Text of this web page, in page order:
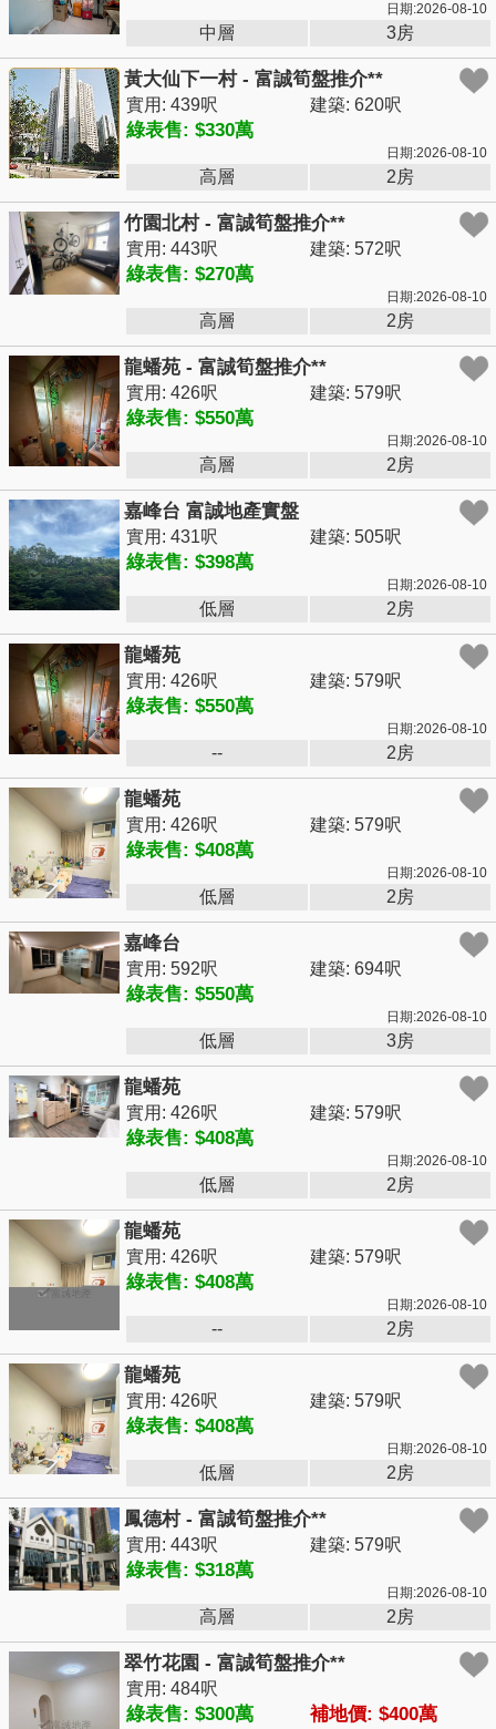
日期:2026-08-10
中層 3房
黃大仙下一村 - 富誠筍盤推介**
實用: 439呎 建築: 620呎
綠表售: $330萬
日期:2026-08-10
高層 2房
竹園北村 - 富誠筍盤推介**
實用: 443呎 建築: 572呎
綠表售: $270萬
日期:2026-08-10
高層 2房
龍蟠苑 - 富誠筍盤推介**
實用: 426呎 建築: 579呎
綠表售: $550萬
日期:2026-08-10
高層 2房
嘉峰台 富誠地產實盤
實用: 431呎 建築: 505呎
綠表售: $398萬
日期:2026-08-10
低層 2房
龍蟠苑
實用: 426呎 建築: 579呎
綠表售: $550萬
日期:2026-08-10
-- 2房
龍蟠苑
實用: 426呎 建築: 579呎
綠表售: $408萬
日期:2026-08-10
低層 2房
嘉峰台
實用: 592呎 建築: 694呎
綠表售: $550萬
日期:2026-08-10
低層 3房
龍蟠苑
實用: 426呎 建築: 579呎
綠表售: $408萬
日期:2026-08-10
低層 2房
龍蟠苑
實用: 426呎 建築: 579呎
綠表售: $408萬
日期:2026-08-10
-- 2房
龍蟠苑
實用: 426呎 建築: 579呎
綠表售: $408萬
日期:2026-08-10
低層 2房
鳳德村 - 富誠筍盤推介**
實用: 443呎 建築: 579呎
綠表售: $318萬
日期:2026-08-10
高層 2房
翠竹花園 - 富誠筍盤推介**
實用: 484呎
綠表售: $300萬 補地價: $400萬